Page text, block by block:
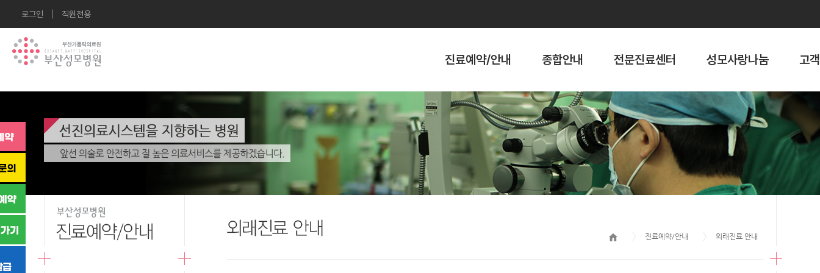
로그인 직원전용
진료예약/안내 종합안내 전문진료센터 성모사랑나눔 고
진료예약/안내 외래진료 안내